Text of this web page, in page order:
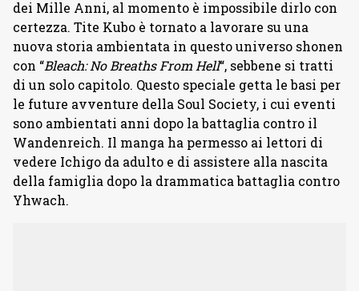
dei Mille Anni, al momento è impossibile dirlo con
certezza. Tite Kubo è tornato a lavorare su una
nuova storia ambientata in questo universo shonen
con “Bleach: No Breaths From Hell“, sebbene si tratti
di un solo capitolo. Questo speciale getta le basi per
le future avventure della Soul Society, i cui eventi
sono ambientati anni dopo la battaglia contro il
Wandenreich. Il manga ha permesso ai lettori di
vedere Ichigo da adulto e di assistere alla nascita
della famiglia dopo la drammatica battaglia contro
Yhwach.